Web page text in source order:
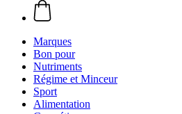
Marques
Bon pour
Nutriments
Régime et Minceur
Sport
Alimentation